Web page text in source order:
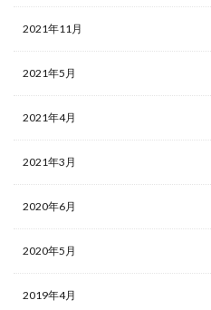
2021年11月
2021年5月
2021年4月
2021年3月
2020年6月
2020年5月
2019年4月